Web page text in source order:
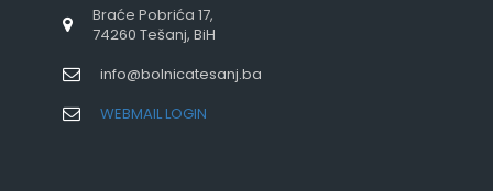
Braće Pobrića 17,
74260 Tešanj, BiH
info@bolnicatesanj.ba
WEBMAIL LOGIN